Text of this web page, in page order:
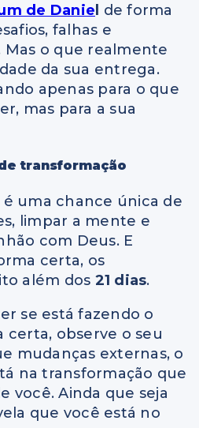
de Danie de forma
falhas e
o que realmente
da sua entrega.
apenas para o que
mas para a sua
transformação
é uma chance única de
limpar a mente e
com Deus. E
certa, os
além dos 21 dias.
se está fazendo o
certa, observe o seu
mudanças externas, o
na transformação que
você. Ainda que seja
que você está no